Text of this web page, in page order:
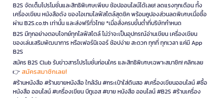
B2S จัดเต็มโปรโมชั่นและสิทธิพิเศษเพียบ ช้อปออนไลน์ได้เลย! ลดแรงทุกเดือน ทั้ง
เครื่องเขียน หนังสือดัง ของไอเทมไลฟ์สไตล์สุดชิค พร้อมคูปองส่วนลดพิเศษเมื่อซื้อ
ผ่าน B2S.co.th เท่านั้น และส่งฟรีทั่วไทย *เมื่อสั่งครบขั้นต่ำที่บริษัทกำหนด
B2S มีทุกอย่างตอบโจทย์ทุกไลฟ์สไตล์ ไม่ว่าจะเป็นอุปกรณ์อ่านเขียน เครื่องเขียน
ของเล่นเสริมพัฒนาการ หรือเฟอร์นิเจอร์ ช้อปง่าย สะดวก ทุกที่ ทุกเวลา แค่มี App
B2S
สมัคร B2S Club รับข่าวสารโปรโมชั่นก่อนใคร และสิทธิพิเศษเฉพาะสมาชิก! คลิกเลย
👉 สมัครสมาชิกเลย!
#ร้านหนังสือ #ร้านขายหนังสือ ใกล้ฉัน #กระเป๋าใส่ดินสอ #เครื่องเขียนออนไลน์ #ซื้อ
หนังสือ ออนไลน์ #เครื่องเขียน บีทูเอส #ขาย หนังสือ ออนไลน์ #B2S #ร้านเครื่อง